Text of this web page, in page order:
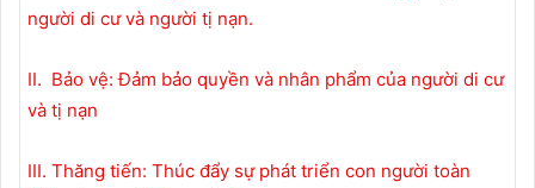
người di cư và người tị nạn.
II. Bảo vệ: Đảm bảo quyền và nhân phẩm của người di cư
và tị nạn
III. Thăng tiến: Thúc đẩy sự phát triển con người toàn